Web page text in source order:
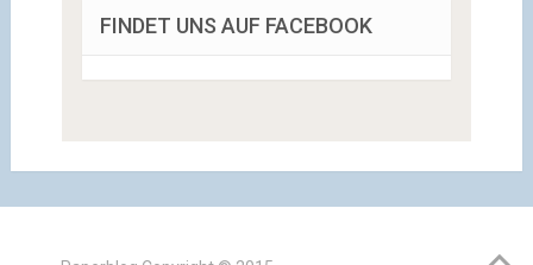
FINDET UNS AUF FACEBOOK